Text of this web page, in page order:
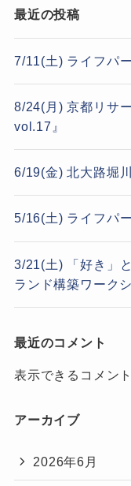
最近の投稿
7/11(土) ライフパ
8/24(月) 京都リサ
vol.17』
6/19(金) 北大路堀
5/16(土) ライフパ
3/21(土) 「好き」
ランド構築ワーク
最近のコメント
表示できるコメン
アーカイブ
2026年6月